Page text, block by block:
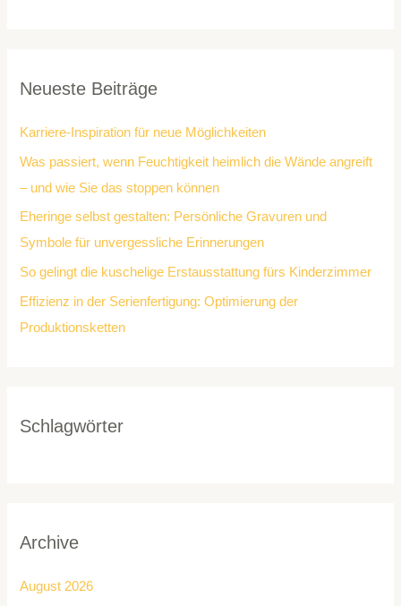
Neueste Beiträge
Karriere-Inspiration für neue Möglichkeiten
Was passiert, wenn Feuchtigkeit heimlich die Wände angreift
– und wie Sie das stoppen können
Eheringe selbst gestalten: Persönliche Gravuren und
Symbole für unvergessliche Erinnerungen
So gelingt die kuschelige Erstausstattung fürs Kinderzimmer
Effizienz in der Serienfertigung: Optimierung der
Produktionsketten
Schlagwörter
Archive
August 2026